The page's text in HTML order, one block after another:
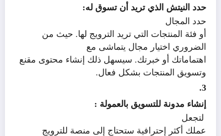
حدد النيتش الذي تريد أن تسوق له:
حدد المجال
أو فئة المنتجات التي تريد الترويج لها. حيث من
الضروري اختيار مجال يتماشى مع
اهتماماتك أو خبرتك. سيسهل ذلك إنشاء محتوى مقنع
وتسويق المنتجات بشكل فعال.
3.
إنشاء مدونة للتسويق بالعمولة :
لتجعل
عملك أكثر إحترافية ستحتاج إلى منصة للترويج